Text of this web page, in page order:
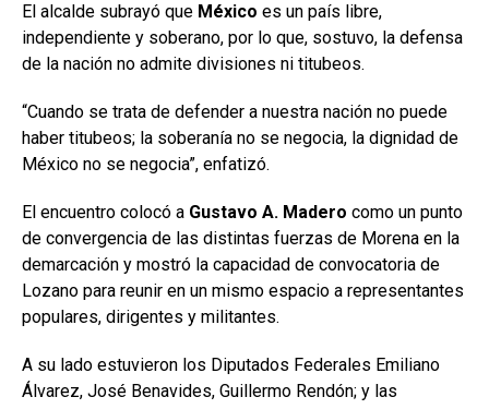
El alcalde subrayó que México es un país libre,
independiente y soberano, por lo que, sostuvo, la defensa
de la nación no admite divisiones ni titubeos.
“Cuando se trata de defender a nuestra nación no puede
haber titubeos; la soberanía no se negocia, la dignidad de
México no se negocia”, enfatizó.
El encuentro colocó a Gustavo A. Madero como un punto
de convergencia de las distintas fuerzas de Morena en la
demarcación y mostró la capacidad de convocatoria de
Lozano para reunir en un mismo espacio a representantes
populares, dirigentes y militantes.
A su lado estuvieron los Diputados Federales Emiliano
Álvarez, José Benavides, Guillermo Rendón; y las